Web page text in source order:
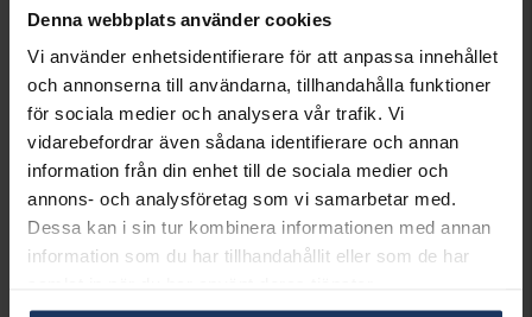
Denna webbplats använder cookies
Vi använder enhetsidentifierare för att anpassa innehållet
och annonserna till användarna, tillhandahålla funktioner
för sociala medier och analysera vår trafik. Vi
vidarebefordrar även sådana identifierare och annan
information från din enhet till de sociala medier och
annons- och analysföretag som vi samarbetar med.
Dessa kan i sin tur kombinera informationen med annan
information som du har tillhandahållit eller som de har
SLUTSÅLD - KONTAKTA BUTIK
FÖR LAGERSALDO
Lagervara.
Leveranstid 2-5 arbetsdagar.
Öppet köp i 30 dagar vid onlineköp.
INFO
LÄNGD CA (CM)
39 + 6 cm